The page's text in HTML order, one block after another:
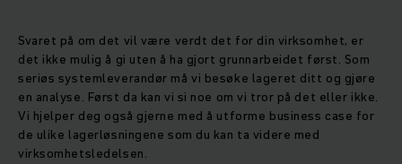
Svaret på om det vil være verdt det for din virksomhet, er
det ikke mulig å gi uten å ha gjort grunnarbeidet først. Som
seriøs systemleverandør må vi besøke lageret ditt og gjøre
en analyse. Først da kan vi si noe om vi tror på det eller ikke.
Vi hjelper deg også gjerne med å utforme business case for
de ulike lagerløsningene som du kan ta videre med
virksomhetsledelsen.